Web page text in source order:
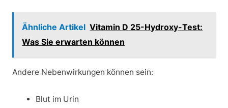
Ähnliche Artikel Vitamin D 25-Hydroxy-Test:
Was Sie erwarten können
Andere Nebenwirkungen können sein:
Blut im Urin